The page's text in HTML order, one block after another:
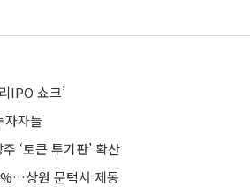
IPO 쇼크’
자자들
‘토큰 투기판’ 확산
상원 문턱서 제동